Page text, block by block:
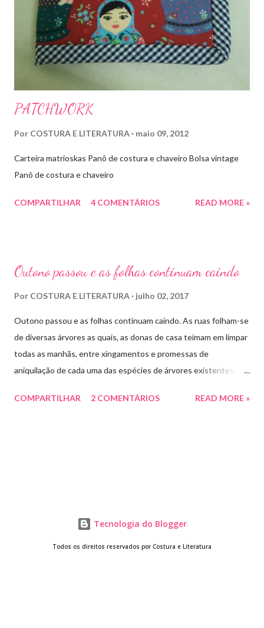
linha na diagonal. Alfinete e costure deixando um pé de máquina,
nos dois lados da linha traç...
PATCHWORK
Por COSTURA E LITERATURA maio 09, 2012
Carteira matrioskas Panô de costura e chaveiro Bolsa vintage
Panô de costura e chaveiro
COMPARTILHAR 4 COMENTÁRIOS READ MORE »
Outono passou e as folhas continuam caindo
Por COSTURA E LITERATURA julho 02, 2017
Outono passou e as folhas continuam caindo. As ruas folham-se
de diversas árvores as quais, as donas de casa teimam em limpar
todas as manhãs, entre xingamentos e promessas de
aniquilação de cada uma das espécies de árvores existentes.
com jatos de água e deixam que se entulhem nas calçadas
estrela ainda com o cheiro da madrugada; a terra vermelha,
da sala onde é possível desenhar um coração; os risos das
COMPARTILHAR 2 COMENTÁRIOS READ MORE »
Tecnologia do Blogger
Todos os direitos reservados por Costura e Literatura